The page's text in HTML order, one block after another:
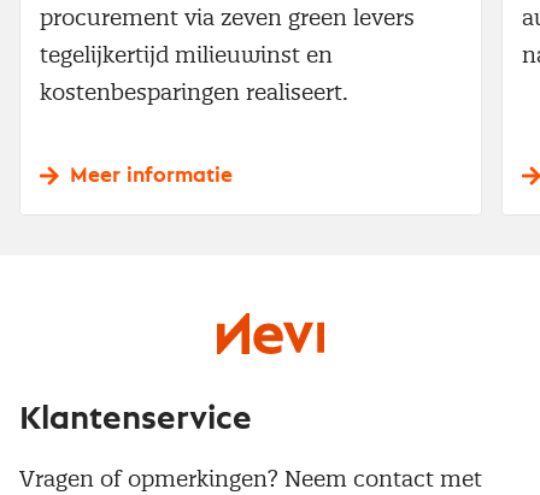
procurement via zeven green levers
tegelijkertijd milieuwinst en
kostenbesparingen realiseert.
Meer informatie
Klantenservice
Vragen of opmerkingen? Neem contact met